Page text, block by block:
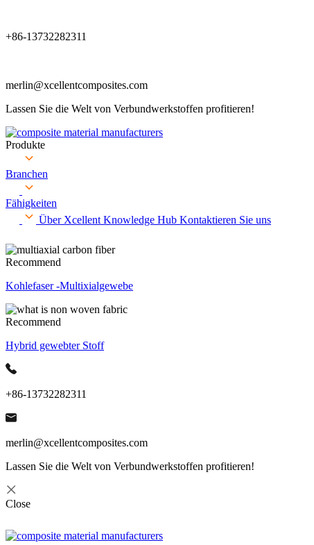
+86-13732282311
merlin@xcellentcomposites.com
Lassen Sie die Welt von Verbundwerkstoffen profitieren!
Produkte
Branchen
Fähigkeiten
Über Xcellent Knowledge Hub Kontaktieren Sie uns
Recommend
Kohlefaser -Multixialgewebe
Recommend
Hybrid gewebter Stoff
+86-13732282311
merlin@xcellentcomposites.com
Lassen Sie die Welt von Verbundwerkstoffen profitieren!
Close